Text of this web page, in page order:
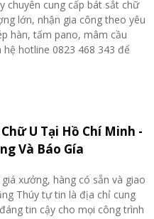
chuyên cung cấp bát sắt chữ
lớn, nhận gia công theo yêu
hàn, tấm pano, mâm cầu
hotline 0823 468 343 để
U Tại Hồ Chí Minh -
Và Báo Gía
xưởng, hàng có sẵn và giao
Thúy tự tin là địa chỉ cung
tin cậy cho mọi công trình